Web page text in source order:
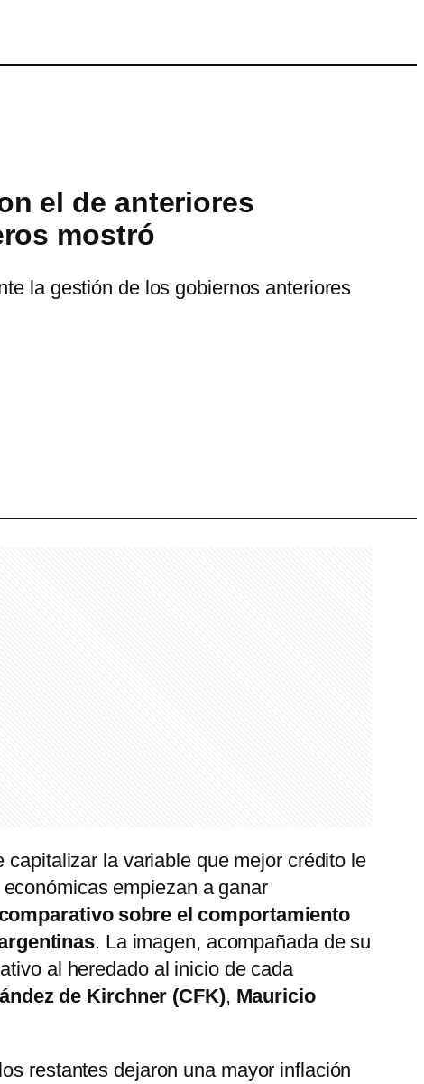
el de anteriores
mostró
la gestión de los gobiernos anteriores
la variable que mejor crédito le
empiezan a ganar
sobre el comportamiento
. La imagen, acompañada de su
al heredado al inicio de cada
de Kirchner (CFK), Mauricio
restantes dejaron una mayor inflación